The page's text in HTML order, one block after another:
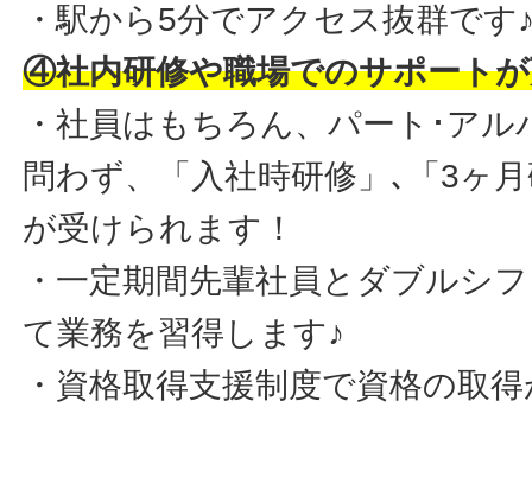
・駅から5分でアクセス抜群です
④社内研修や職場でのサポート
・社員はもちろん、パート･ア
問わず、
「入社時研修」､「3ヶ
が受けられます！
・一定期間先輩社員とダブルシ
て業務を習得します♪
・資格取得支援制度で資格の取